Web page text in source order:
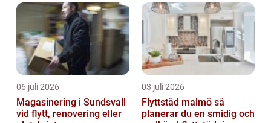
06 juli 2026
Magasinering i Sundsvall
vid flytt, renovering eller
03 juli 2026
Flyttstäd malmö så
planerar du en smidig och